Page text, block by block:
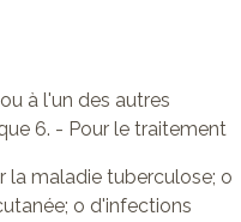
à l'un des autres
6. - Pour le traitement
la maladie tuberculose; o
o d'infections